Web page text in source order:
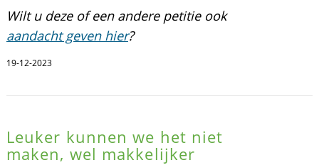
Wilt u deze of een andere petitie ook
aandacht geven hier?
19-12-2023
Leuker kunnen we het niet
maken, wel makkelijker